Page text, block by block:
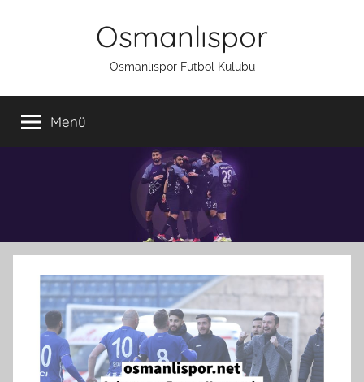
Osmanlıspor
Osmanlıspor Futbol Kulübü
Menü